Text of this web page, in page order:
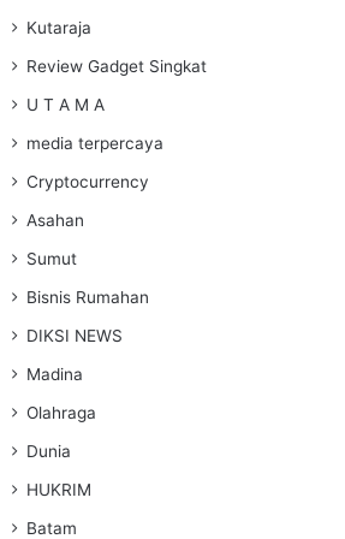
Kutaraja
Review Gadget Singkat
U T A M A
media terpercaya
Cryptocurrency
Asahan
Sumut
Bisnis Rumahan
DIKSI NEWS
Madina
Olahraga
Dunia
HUKRIM
Batam